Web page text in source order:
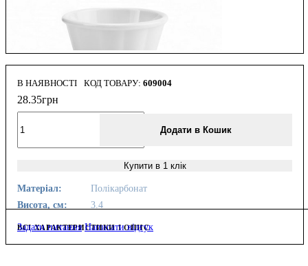
В НАЯВНОСТІ 609004
28.35грн
Додати в Кошик
Купити в 1 клік
Матеріал:
Полікарбонат
Висота, см:
3.4
ВСІ ХАРАКТЕРИСТИКИ І ОПИС
Задати питання Написати відгук